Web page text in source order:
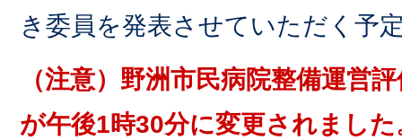
き委員を発表させていただく予
（注意）野洲市民病院整備運営
が午後1時30分に変更されまし